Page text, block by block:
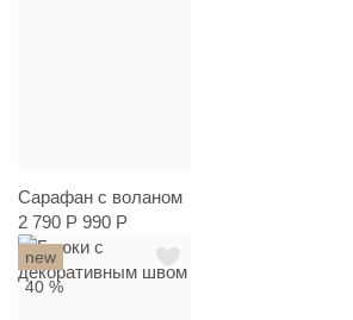
Сарафан с воланом
2 790 Р 990 Р
new
40 %